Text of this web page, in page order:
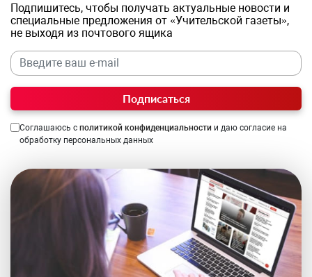
Подпишитесь, чтобы получать актуальные новости и
специальные предложения от «Учительской газеты»,
не выходя из почтового ящика
Подписаться
Соглашаюсь с политикой конфиденциальности и даю согласие на
обработку персональных данных